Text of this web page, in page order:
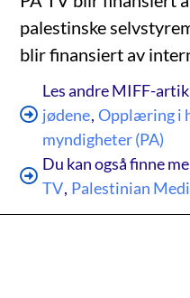
palestinske
blir finansiert av
Les andre MIFF-
jødene, Opplæring i
myndigheter (PA)
Du kan også finne
TV, Palestinian